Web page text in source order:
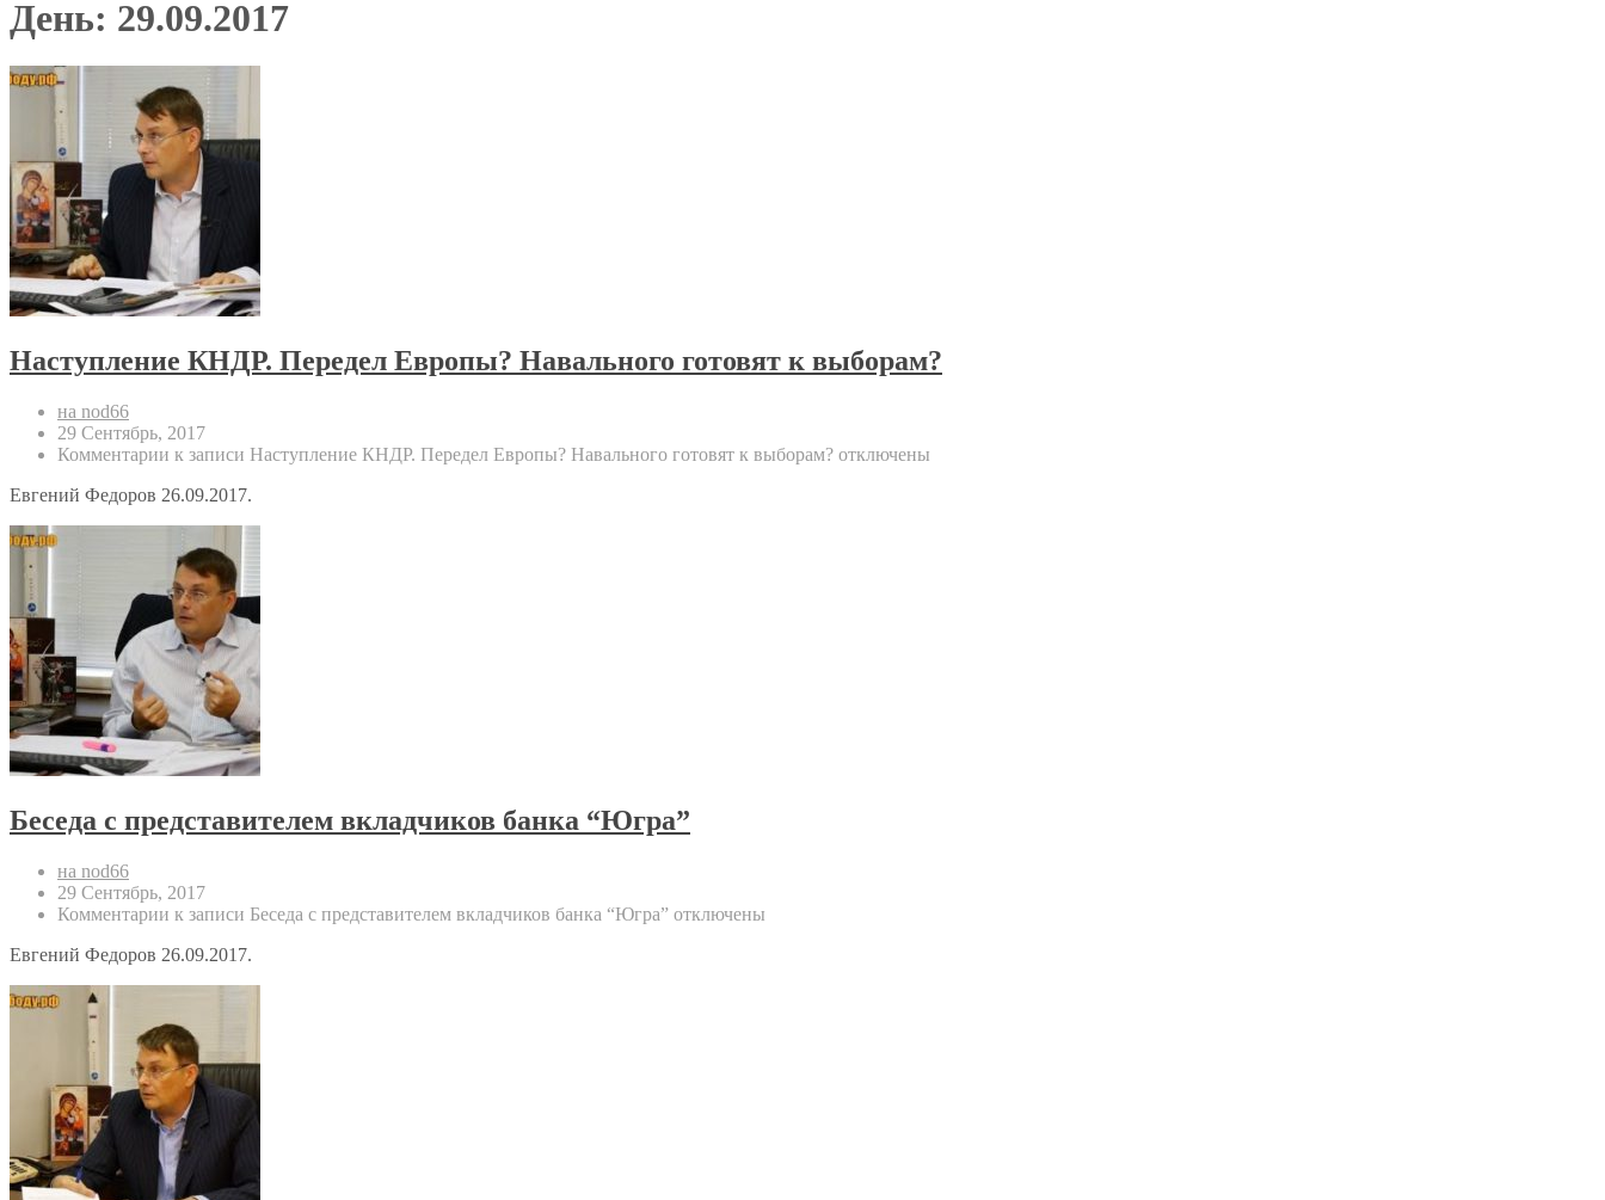
День: 29.09.2017
Наступление КНДР. Передел Европы? Навального готовят к выборам?
на nod66
29 Сентябрь, 2017
Комментарии к записи Наступление КНДР. Передел Европы? Навального готовят к выборам? отключены
Евгений Федоров 26.09.2017.
Беседа с представителем вкладчиков банка “Югра”
на nod66
29 Сентябрь, 2017
Комментарии к записи Беседа с представителем вкладчиков банка “Югра” отключены
Евгений Федоров 26.09.2017.